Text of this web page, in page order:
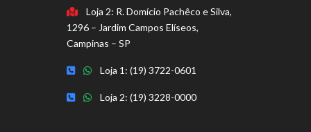
Loja 2: R. Domício Pachêco e Silva,
1296 – Jardim Campos Elíseos,
Campinas – SP
Loja 1: (19) 3722-0601
Loja 2: (19) 3228-0000